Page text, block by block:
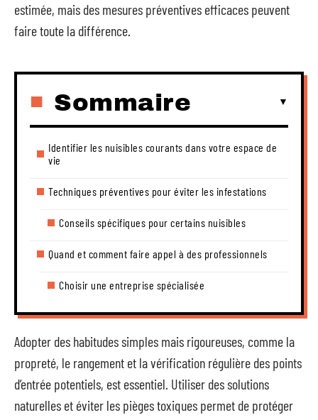
estimée, mais des mesures préventives efficaces peuvent
faire toute la différence.
Sommaire
Identifier les nuisibles courants dans votre espace de
vie
Techniques préventives pour éviter les infestations
Conseils spécifiques pour certains nuisibles
Quand et comment faire appel à des professionnels
Choisir une entreprise spécialisée
Adopter des habitudes simples mais rigoureuses, comme la
propreté, le rangement et la vérification régulière des points
d’entrée potentiels, est essentiel. Utiliser des solutions
naturelles et éviter les pièges toxiques permet de protéger